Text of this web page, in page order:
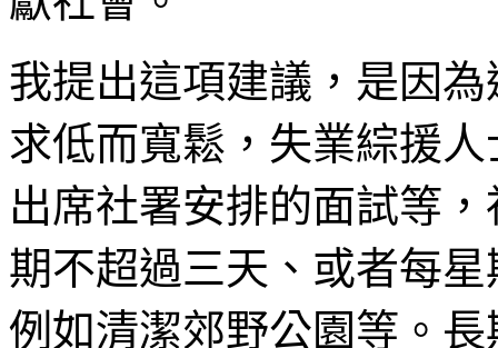
我提出這項建議，是因
求低而寬鬆，失業綜援
出席社署安排的面試等
期不超過三天、或者每
例如清潔郊野公園等。